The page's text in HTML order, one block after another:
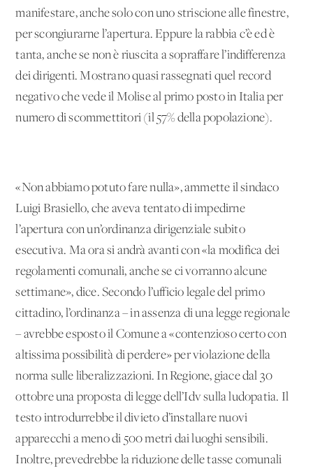
manifestare, anche solo con uno striscione alle finestre,
per scongiurarne l’apertura. Eppure la rabbia c’è ed è
tan­ta, anche se non è riuscita a sopraffare l’indifferenza
dei dirigenti. Mostrano qua­si rassegnati quel record
negativo che ve­de il Molise al primo posto in Italia per
numero di scommettitori (il 57% della po­polazione).
«Non abbiamo potuto fare nulla», am­mette il sindaco
Luigi Brasiello, che aveva tentato di impedirne
l’apertura con un’or­dinanza dirigenziale subito
esecutiva. Ma ora si andrà avanti con «la modifica dei
re­golamenti comunali, anche se ci vorran­no alcune
settimane», dice. Secondo l’uf­ficio legale del primo
cittadino, l’ordinan­za – in assenza di una legge regionale
– a­vrebbe esposto il Comune a «contenzioso certo con
altissima possibilità di perdere» per violazione della
norma sulle liberaliz­zazioni. In Regione, giace dal 30
ottobre u­na proposta di legge dell’Idv sulla ludopa­tia. Il
testo introdurrebbe il divieto d’in­stallare nuovi
apparecchi a meno di 500 metri dai luoghi sensibili.
Inoltre, preve­drebbe la riduzione delle tasse comunali